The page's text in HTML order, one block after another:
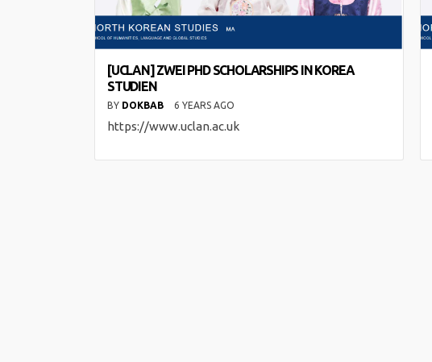
[UCLAN] ZWEI PHD SCHOLARSHIPS IN KOREA
STUDIEN
BY DOKBAB 6 YEARS AGO
https://www.uclan.ac.uk